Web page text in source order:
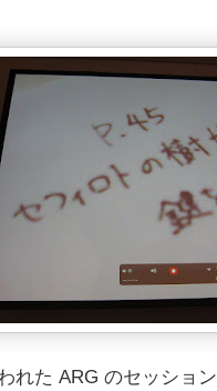
れた ARG のセッショ